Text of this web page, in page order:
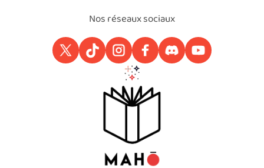
Nos réseaux sociaux